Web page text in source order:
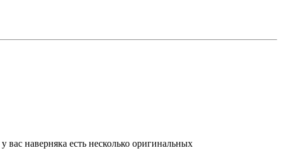
у вас наверняка есть несколько оригинальных